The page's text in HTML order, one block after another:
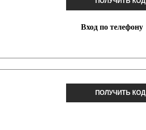
Вход по телефону
ПОЛУЧИТЬ КОД